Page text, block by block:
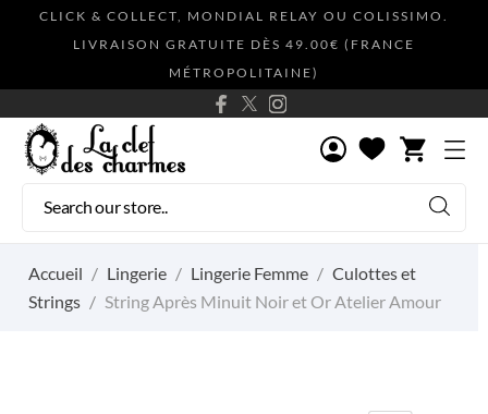
CLICK & COLLECT, MONDIAL RELAY OU COLISSIMO.
LIVRAISON GRATUITE DÈS 49.00€ (FRANCE
MÉTROPOLITAINE)
shopping_cart
Accueil Lingerie Lingerie Femme
Culottes et
Strings
String Après Minuit Noir et Or Atelier Amour